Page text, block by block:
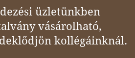
üzletünkben
vásárolható,
kollégáinknál.